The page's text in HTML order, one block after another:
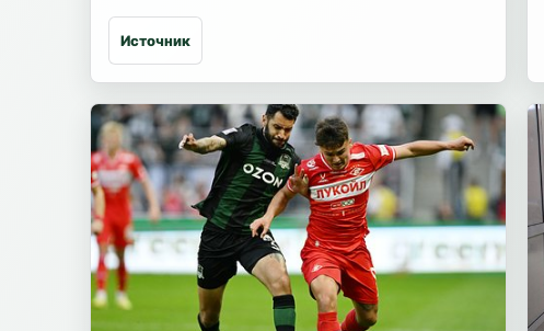
Источник